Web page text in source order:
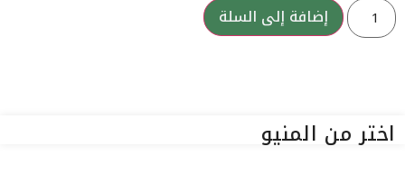
إضافة إلى السلة
اختر من المنيو